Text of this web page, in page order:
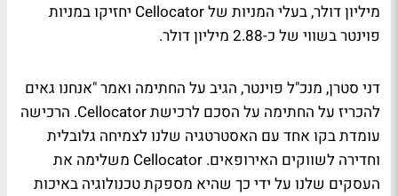
מיליון דולר, בעלי המניות של Cellocator יחזיקו במניות
פוינטר בשווי של כ-2.88 מיליון דולר.
דני סטרן, מנכ"ל פוינטר, הגיב על החתימה ואמר "אנחנו גאים
להכריז על החתימה על הסכם לרכישת Cellocator. הרכישה
עומדת בקו אחד עם האסטרטגיה שלנו לצמיחה גלובלית
וחדירה לשווקים האירופאים. Cellocator משלימה את
העסקים שלנו על ידי כך שהיא מספקת טכנולוגיה באיכות